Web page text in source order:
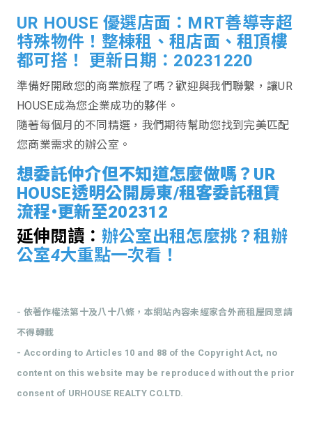
UR HOUSE 優選店面：MRT善導寺超
特殊物件！整棟租、租店面、租頂樓
都可搭！ 更新日期：20231220
準備好開啟您的商業旅程了嗎？歡迎與我們聯繫，讓UR
HOUSE成為您企業成功的夥伴。
隨著每個月的不同精選，我們期待幫助您找到完美匹配
您商業需求的辦公室。
想委託仲介但不知道怎麼做嗎？UR
HOUSE透明公開房東/租客委託租賃
流程•更新至202312
延伸閱讀： 辦公室出租怎麼挑？租辦
公室4大重點一次看！
- 依著作權法第十及八十八條，本網站內容未經家合外商租屋同意請
不得轉載
- According to Articles 10 and 88 of the Copyright Act, no
content on this website may be reproduced without the prior
consent of URHOUSE REALTY CO.LTD.